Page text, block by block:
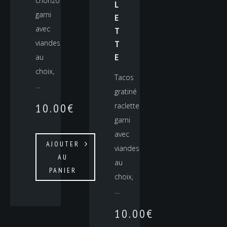
L
E
T
T
E
Tacos
gratiné
raclette
garni
avec
viandes
au
choix,
…
10.00€
garni
avec
viandes
au
choix,
…
10.00€
AJOUTER
AU
PANIER